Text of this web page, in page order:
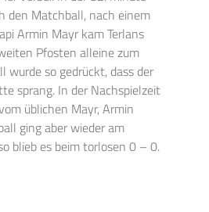
den Matchball, nach einem
Armin Mayr kam Terlans
Pfosten alleine zum
wurde so gedrückt, dass der
sprang. In der Nachspielzeit
üblichen Mayr, Armin
ging aber wieder am
blieb es beim torlosen 0 – 0.